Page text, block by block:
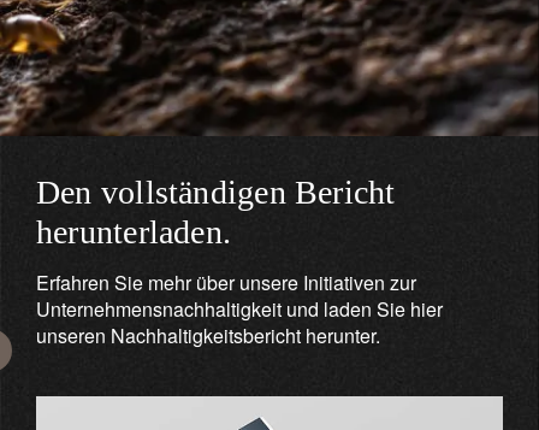
Den vollständigen Bericht
herunterladen.
Erfahren Sie mehr über unsere Initiativen zur
Unternehmensnachhaltigkeit und laden Sie hier
unseren Nachhaltigkeitsbericht herunter.